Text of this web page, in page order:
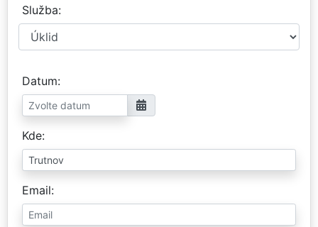
Služba
Datum
Kde
Email